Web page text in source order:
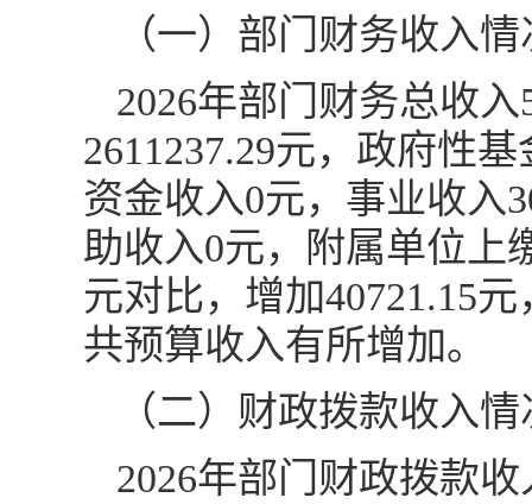
（一）部门财务收入情
2026年部门财务总收
2611237.29元，政府性
资金收入0元，事业收入
助收入0元，附属单位上
元对比，增加40721.15
共预算收入有所增加。
（二）财政拨款收入情
2026年部门财政拨款收